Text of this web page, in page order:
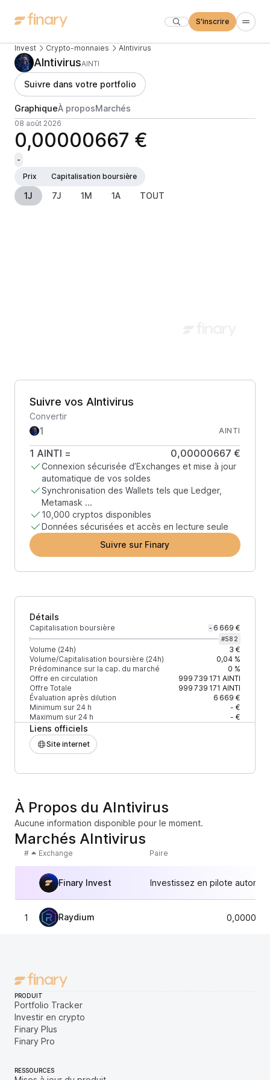
S'inscrire
Invest Crypto-monnaies AIntivirus
AIntivirusAINTI
Suivre dans votre portfolio
GraphiqueÀ proposMarchés
08 août 2026
0,00000667 €
-
Prix
Capitalisation boursière
1J 7J 1M 1A TOUT
Suivre vos AIntivirus
Convertir
AINTI
1 AINTI = 0,00000667 €
Connexion sécurisée d’Exchanges et mise à jour
automatique de vos soldes
Synchronisation des Wallets tels que Ledger,
Metamask ...
10,000 cryptos disponibles
Données sécurisées et accès en lecture seule
Suivre sur Finary
Détails
Capitalisation boursière - 6 669 €
#582
Volume (24h)
3 €
Volume/Capitalisation boursière (24h)
0,04 %
Prédominance sur la cap. du marché
0 %
Offre en circulation
999 739 171 AINTI
Offre Totale
999 739 171 AINTI
Évaluation après dilution
6 669 €
Minimum sur 24 h
- €
Maximum sur 24 h
- €
Liens officiels
Site internet
À Propos du AIntivirus
Aucune information disponible pour le moment.
Marchés AIntivirus
# Exchange Paire
Finary Invest Investissez en pilote
1 Raydium
PRODUIT
Portfolio Tracker
Investir en crypto
Finary Plus
Finary Pro
RESSOURCES